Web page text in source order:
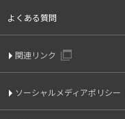
よくある質問
関連リンク
ソーシャルメディアポリシー